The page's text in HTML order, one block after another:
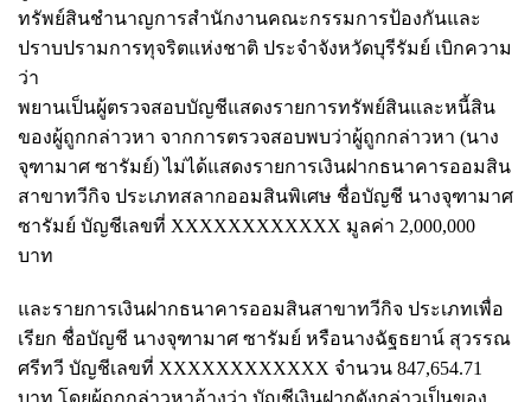
ทรัพย์สินชำนาญการสำนักงานคณะกรรมการป้องกันและ
ปราบปรามการทุจริตแห่งชาติ ประจำจังหวัดบุรีรัมย์ เบิกความ
ว่า
พยานเป็นผู้ตรวจสอบบัญชีแสดงรายการทรัพย์สินและหนี้สิน
ของผู้ถูกกล่าวหา จากการตรวจสอบพบว่าผู้ถูกกล่าวหา (นาง
จุฑามาศ ซารัมย์) ไม่ได้แสดงรายการเงินฝากธนาคารออมสิน
สาขาทวีกิจ ประเภทสลากออมสินพิเศษ ชื่อบัญชี นางจุฑามาศ
ซารัมย์ บัญชีเลขที่ XXXXXXXXXXXX มูลค่า 2,000,000
บาท
และรายการเงินฝากธนาคารออมสินสาขาทวีกิจ ประเภทเพื่อ
เรียก ชื่อบัญชี นางจุฑามาศ ซารัมย์ หรือนางฉัฐธยาน์ สุวรรณ
ศรีทวี บัญชีเลขที่ XXXXXXXXXXXX จำนวน 847,654.71
บาท โดยผู้ถูกกล่าวหาอ้างว่า บัญชีเงินฝากดังกล่าวเป็นของ